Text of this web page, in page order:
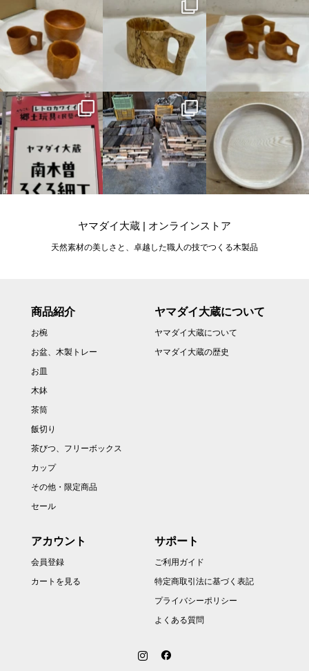
ヤマダイ大蔵 | オンラインストア
天然素材の美しさと、卓越した職人の技でつくる木製品
商品紹介
お椀
お盆、木製トレー
お皿
木鉢
茶筒
飯切り
茶びつ、フリーボックス
カップ
その他・限定商品
セール
ヤマダイ大蔵について
ヤマダイ大蔵について
ヤマダイ大蔵の歴史
アカウント
会員登録
カートを見る
サポート
ご利用ガイド
特定商取引法に基づく表記
プライバシーポリシー
よくある質問